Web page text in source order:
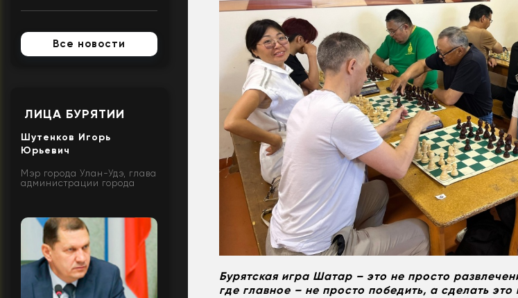
Все новости
ЛИЦА БУРЯТИИ
Шутенков Игорь
Юрьевич
Мэр города Улан-Удэ, глава
администрации города
Бурятская игра Шатар – это не просто
где главное – не просто победить, а сделать